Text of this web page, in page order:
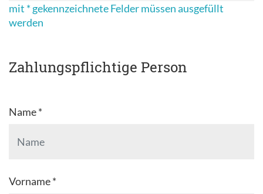
mit * gekennzeichnete Felder müssen ausgefüllt
werden
Zahlungspflichtige Person
Name *
Vorname *